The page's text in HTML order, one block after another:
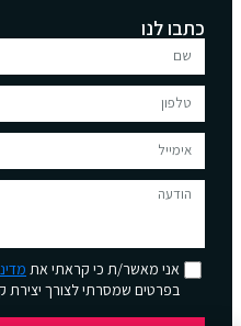
כתבו לנו
אני מאשר/ת כי קראתי את
בפרטים שמסרתי לצורך יצירת